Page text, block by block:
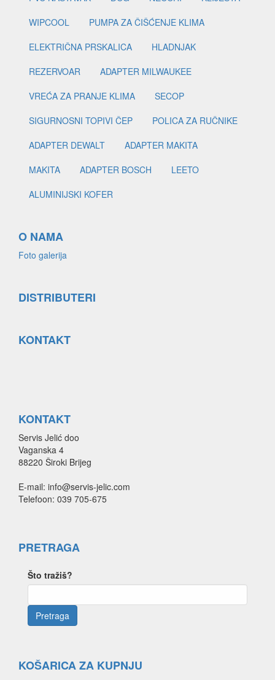
WIPCOOL
PUMPA ZA ČIŠĆENJE KLIMA
ELEKTRIČNA PRSKALICA
HLADNJAK
REZERVOAR
ADAPTER MILWAUKEE
VREĆA ZA PRANJE KLIMA
SECOP
SIGURNOSNI TOPIVI ČEP
POLICA ZA RUČNIKE
ADAPTER DEWALT
ADAPTER MAKITA
MAKITA
ADAPTER BOSCH
LEETO
ALUMINIJSKI KOFER
O NAMA
Foto galerija
DISTRIBUTERI
KONTAKT
KONTAKT
Servis Jelić doo
Vaganska 4
88220 Široki Brijeg
E-mail: info@servis-jelic.com
Telefoon: 039 705-675
PRETRAGA
Što tražiš?
KOŠARICA ZA KUPNJU